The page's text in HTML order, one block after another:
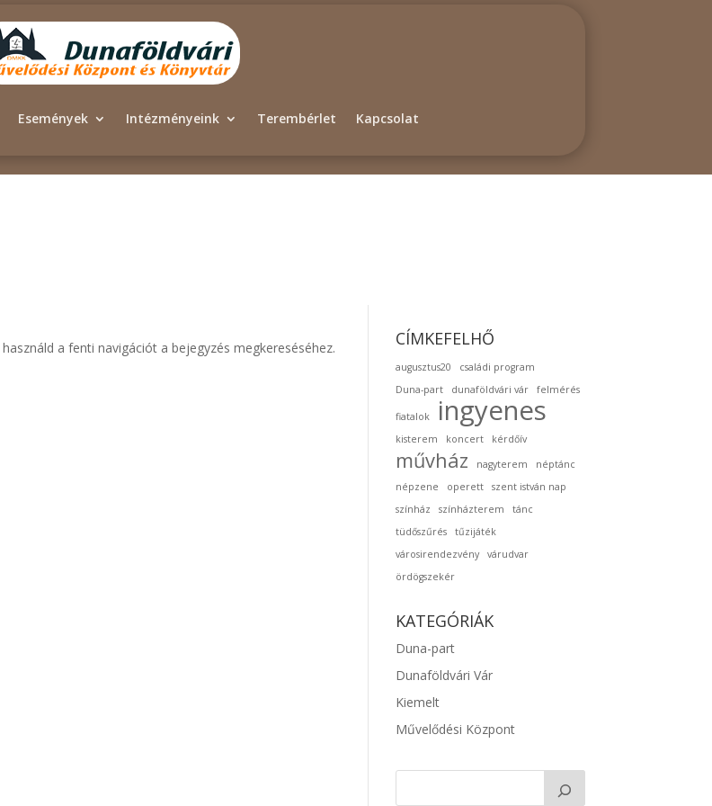
Események Intézményeink Terembérlet Kapcsolat
a fenti navigációt a bejegyzés megkereséséhez. CÍMKEFELHŐ
augusztus20
családi program
Duna-part
dunaföldvári vár felmérés
fiatalok ingyenes
kisterem koncert kérdőív
művház nagyterem
néptánc
népzene
operett
szent istván nap
színház
színházterem
tánc
tüdőszűrés
tűzijáték
városirendezvény
várudvar
ördögszekér
KATEGÓRIÁK
Duna-part
Dunaföldvári Vár
Kiemelt
Művelődési Központ